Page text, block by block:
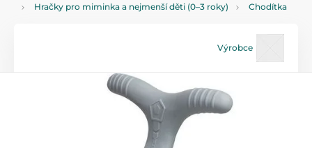
Hračky pro miminka a nejmenší děti (0–3 roky)
Chodítka
Výrobce